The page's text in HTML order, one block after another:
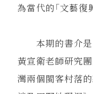
為當代的｢文藝復
本期的書介是
黃宣衛老師研究
灣兩個閩客村落